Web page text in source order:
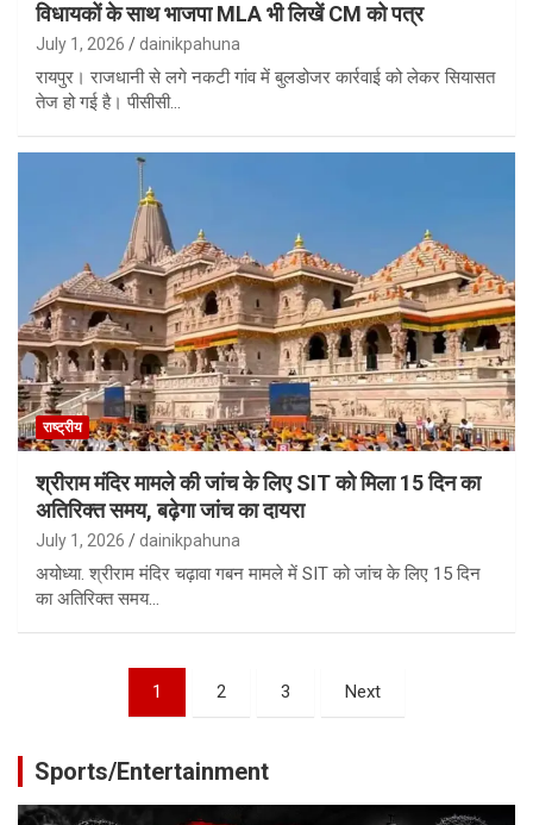
विधायकों के साथ भाजपा MLA भी लिखें CM को पत्र
July 1, 2026 dainikpahuna
रायपुर। राजधानी से लगे नकटी गांव में बुलडोजर कार्रवाई को लेकर सियासत
तेज हो गई है। पीसीसी…
राष्ट्रीय
श्रीराम मंदिर मामले की जांच के लिए SIT को मिला 15 दिन का
अतिरिक्त समय, बढ़ेगा जांच का दायरा
July 1, 2026 dainikpahuna
अयोध्या. श्रीराम मंदिर चढ़ावा गबन मामले में SIT को जांच के लिए 15 दिन
का अतिरिक्त समय…
pagination
1 2 3 Next
Sports/Entertainment